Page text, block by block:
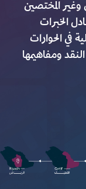
وغير المختصين
الخبرات
في الحوارات
ومفاهيمها